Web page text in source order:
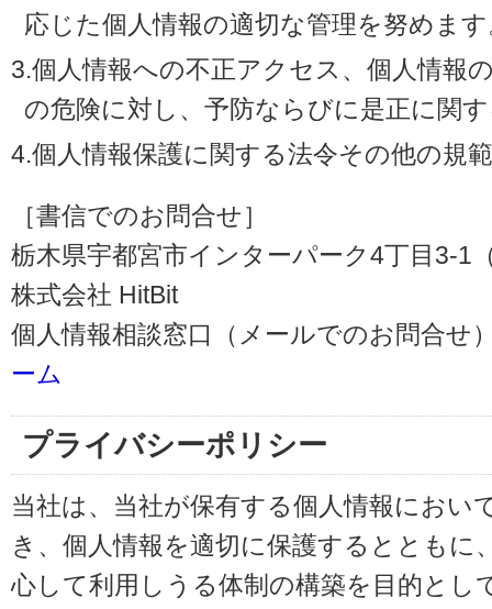
応じた個人情報の適切な管理を努めま
3.個人情報への不正アクセス、個人情報
の危険に対し、予防ならびに是正に関
4.個人情報保護に関する法令その他の規
［書信でのお問合せ］
栃木県宇都宮市インターパーク4丁目3-1
株式会社 HitBit
個人情報相談窓口（メールでのお問合せ
ーム
プライバシーポリシー
当社は、当社が保有する個人情報におい
き、個人情報を適切に保護するとともに
心して利用しうる体制の構築を目的とし